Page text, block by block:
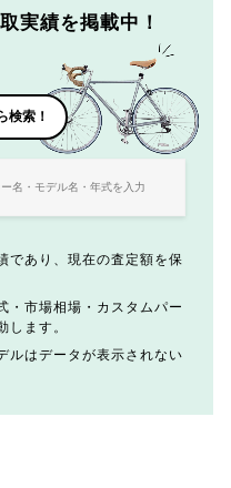
実績を掲載中！
検索！
であり、現在の査定額を保
・市場相場・カスタムパー
します。
ルはデータが表示されない